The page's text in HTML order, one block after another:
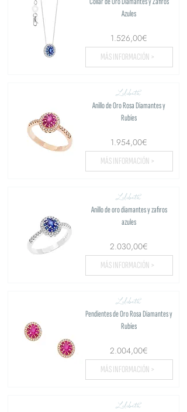
Azules
1.526,00€
MÁS INFORMACIÓN >
Lilibeth
Anillo de Oro Rosa Diamantes y
Rubíes
1.954,00€
MÁS INFORMACIÓN >
Lilibeth
Anillo de oro diamantes y zafiros
azules
2.030,00€
MÁS INFORMACIÓN >
Lilibeth
Pendientes de Oro Rosa Diamantes y
Rubíes
2.004,00€
MÁS INFORMACIÓN >
Lilibeth